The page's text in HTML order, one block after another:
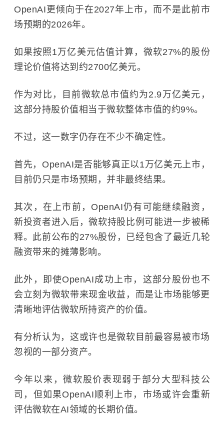
OpenAI更倾向于在2027年上市，而不是此前市
场预期的2026年。
如果按照1万亿美元估值计算，微软27%的股份
理论价值将达到约2700亿美元。
作为对比，目前微软总市值约为2.9万亿美元，
这部分持股价值相当于微软整体市值的约9%。
不过，这一数字仍存在不少不确定性。
首先，OpenAI是否能够真正以1万亿美元上市，
目前仍只是市场预期，并非最终结果。
其次，在上市前，OpenAI仍有可能继续融资，
新投资者进入后，微软持股比例可能进一步被稀
释。此前公布的27%股份，已经包含了最近几轮
融资带来的摊薄影响。
此外，即使OpenAI成功上市，这部分股份也不
会立刻为微软带来现金收益，而是让市场能够更
清晰地评估微软所持资产的价值。
有分析认为，这或许也是微软目前最容易被市场
忽视的一部分资产。
今年以来，微软股价表现弱于部分大型科技公
司，但如果OpenAI顺利上市，市场或许会重新
评估微软在AI领域的长期价值。